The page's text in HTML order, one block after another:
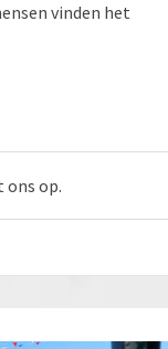
vinden het
op.